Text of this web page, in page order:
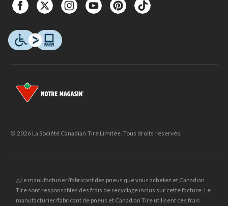
© 2026 La Société Canadian Tire Limitée. Tous droits réservés.
△Le manufacturier/fabricant des pneus que vous achetez et Canadian
Tire sont responsables des frais de recyclage inclus sur cette facture. Le
manufacturier/fabricant de pneus et Canadian Tire utilisent ces frais